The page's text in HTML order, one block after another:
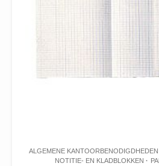
ALGEMENE KANTOORBENODIGDHEDEN
NOTITIE- EN KLADBLOKKEN